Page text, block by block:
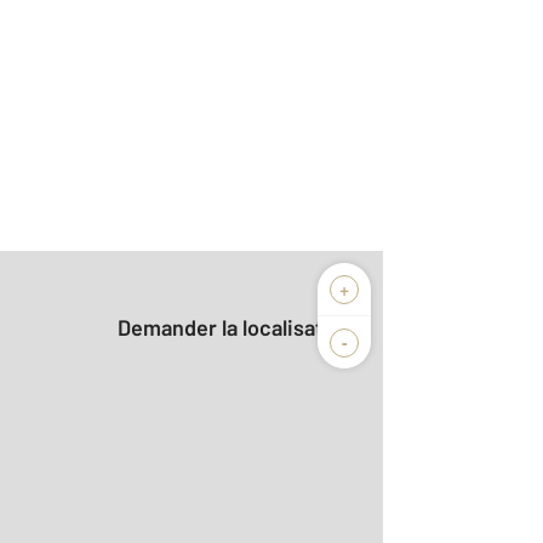
+
-
Demander la localisation